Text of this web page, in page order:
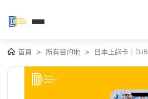
首頁 > 所有目的地 > 日本上網卡｜DJB